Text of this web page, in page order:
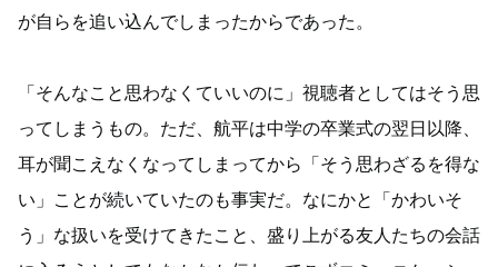
が自らを追い込んでしまったからであった。
「そんなこと思わなくていいのに」視聴者としてはそう思
ってしまうもの。ただ、航平は中学の卒業式の翌日以降、
耳が聞こえなくなってしまってから「そう思わざるを得な
い」ことが続いていたのも事実だ。なにかと「かわいそ
う」な扱いを受けてきたこと、盛り上がる友人たちの会話